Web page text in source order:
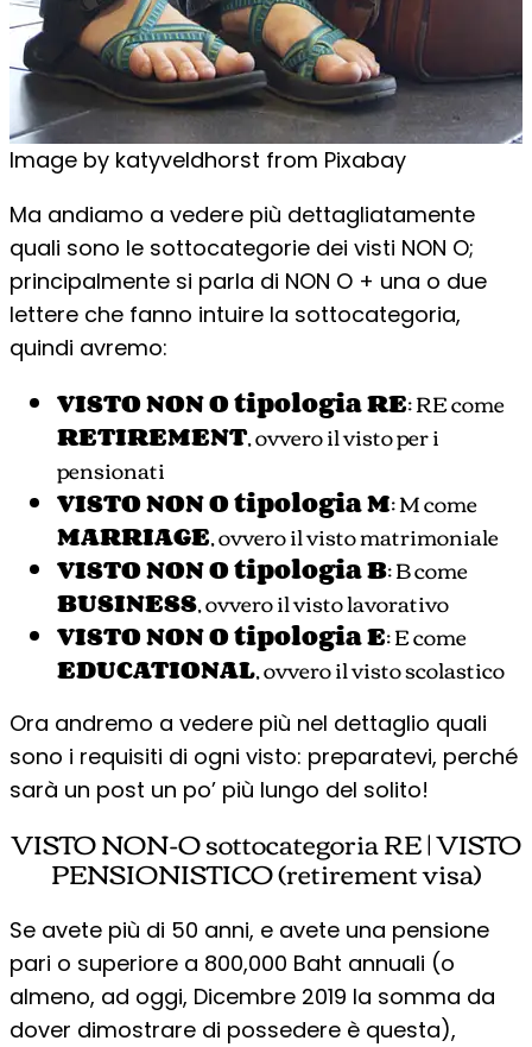
Image by katyveldhorst from Pixabay
Ma andiamo a vedere più dettagliatamente
quali sono le sottocategorie dei visti NON O;
principalmente si parla di NON O + una o due
lettere che fanno intuire la sottocategoria,
quindi avremo:
VISTO NON O tipologia RE: RE come
RETIREMENT, ovvero il visto per i
pensionati
VISTO NON O tipologia M: M come
MARRIAGE, ovvero il visto matrimoniale
VISTO NON O tipologia B: B come
BUSINESS, ovvero il visto lavorativo
VISTO NON O tipologia E: E come
EDUCATIONAL, ovvero il visto scolastico
Ora andremo a vedere più nel dettaglio quali
sono i requisiti di ogni visto: preparatevi, perché
sarà un post un po’ più lungo del solito!
VISTO NON-O sottocategoria RE | VISTO
PENSIONISTICO (retirement visa)
Se avete più di 50 anni, e avete una pensione
pari o superiore a 800,000 Baht annuali (o
almeno, ad oggi, Dicembre 2019 la somma da
dover dimostrare di possedere è questa),